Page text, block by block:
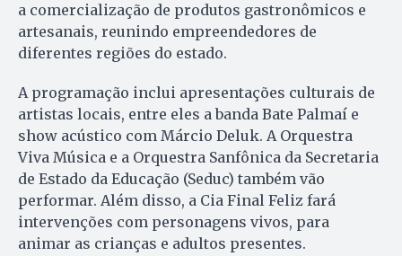
a comercialização de produtos gastronômicos e
artesanais, reunindo empreendedores de
diferentes regiões do estado.
A programação inclui apresentações culturais de
artistas locais, entre eles a banda Bate Palmaí e
show acústico com Márcio Deluk. A Orquestra
Viva Música e a Orquestra Sanfônica da Secretaria
de Estado da Educação (Seduc) também vão
performar. Além disso, a Cia Final Feliz fará
intervenções com personagens vivos, para
animar as crianças e adultos presentes.